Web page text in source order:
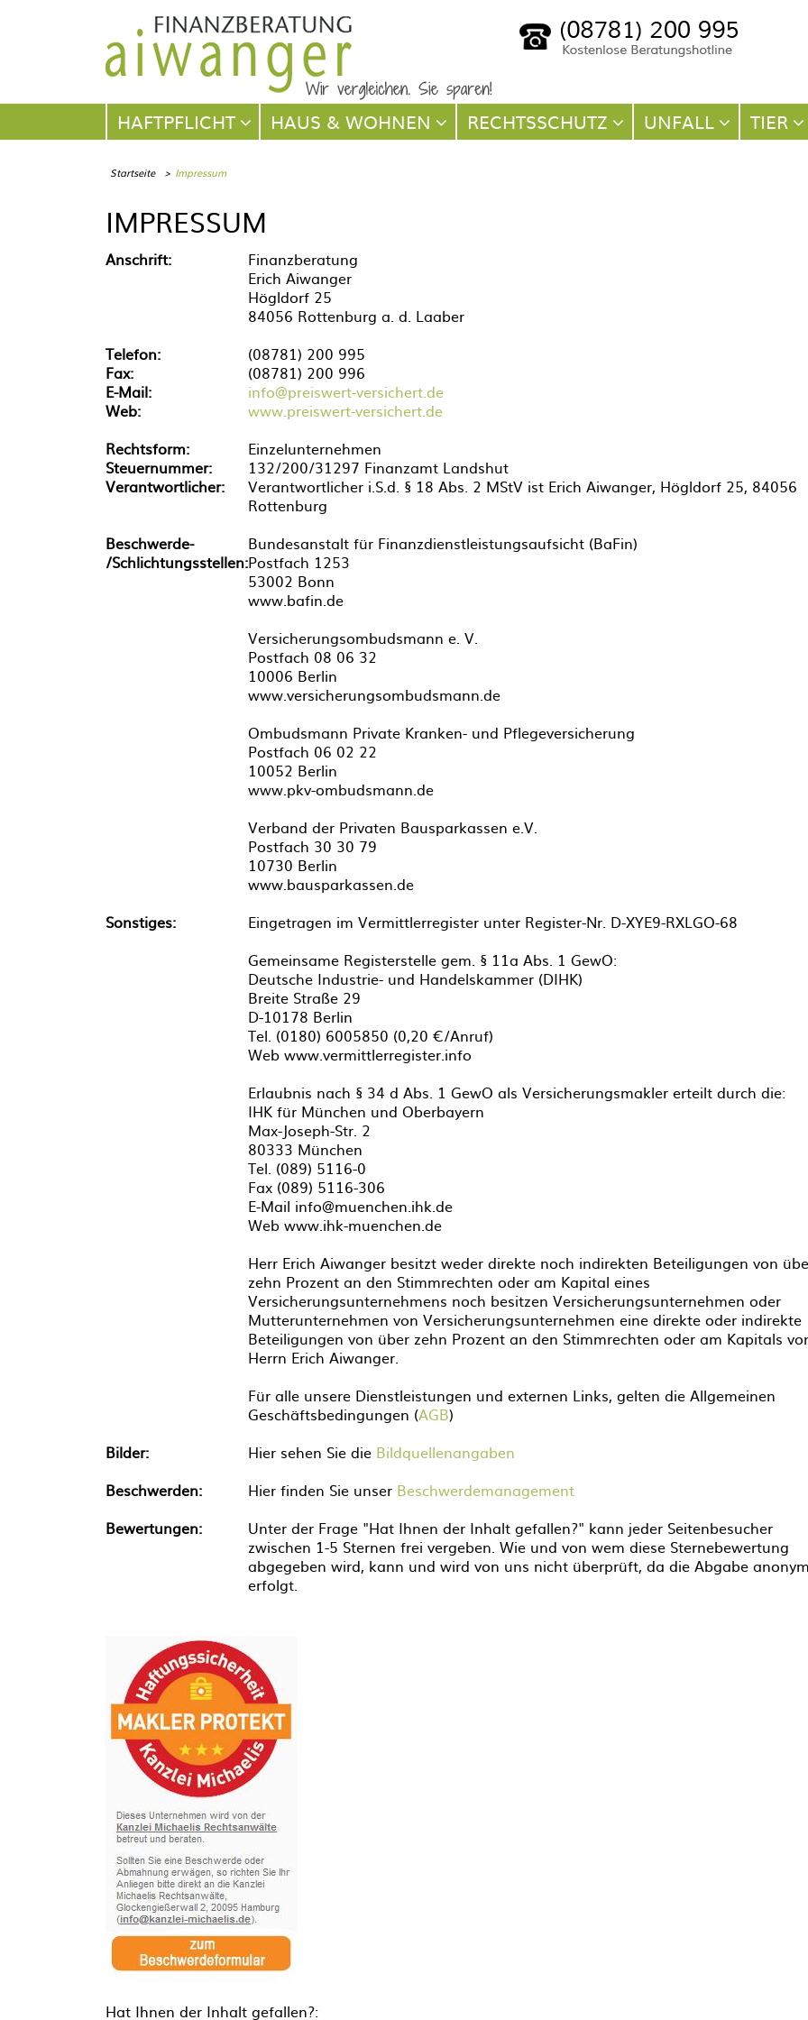
Navigation
überspringen
HAFTPFLICHT HAUS & WOHNEN RECHTSSCHUTZ UNFALL TIER
Startseite Impressum
IMPRESSUM
Anschrift:
Finanzberatung
Erich Aiwanger
Högldorf 25
84056 Rottenburg a. d. Laaber
Telefon:
(08781) 200 995
Fax:
(08781) 200 996
E-Mail:
info@preiswert-versichert.de
Web:
www.preiswert-versichert.de
Rechtsform:
Einzelunternehmen
Steuernummer:
132/200/31297 Finanzamt Landshut
Verantwortlicher:
Verantwortlicher i.S.d. § 18 Abs. 2 MStV ist Erich Aiwanger, Högldorf 25, 84056
Rottenburg
Beschwerde-
/Schlichtungsstellen:
Bundesanstalt für Finanzdienstleistungsaufsicht (BaFin)
Postfach 1253
53002 Bonn
www.bafin.de
Versicherungsombudsmann e. V.
Postfach 08 06 32
10006 Berlin
www.versicherungsombudsmann.de
Ombudsmann Private Kranken- und Pflegeversicherung
Postfach 06 02 22
10052 Berlin
www.pkv-ombudsmann.de
Verband der Privaten Bausparkassen e.V.
Postfach 30 30 79
10730 Berlin
www.bausparkassen.de
Sonstiges:
Eingetragen im Vermittlerregister unter Register-Nr. D-XYE9-RXLGO-68
Gemeinsame Registerstelle gem. § 11a Abs. 1 GewO:
Deutsche Industrie- und Handelskammer (DIHK)
Breite Straße 29
D-10178 Berlin
Tel. (0180) 6005850 (0,20 €/Anruf)
Web www.vermittlerregister.info
Erlaubnis nach § 34 d Abs. 1 GewO als Versicherungsmakler erteilt durch die:
IHK für München und Oberbayern
Max-Joseph-Str. 2
80333 München
Tel. (089) 5116-0
Fax (089) 5116-306
E-Mail info@muenchen.ihk.de
Web www.ihk-muenchen.de
Herr Erich Aiwanger besitzt weder direkte noch indirekten Beteiligungen von
zehn Prozent an den Stimmrechten oder am Kapital eines
Versicherungsunternehmens noch besitzen Versicherungsunternehmen oder
Mutterunternehmen von Versicherungsunternehmen eine direkte oder indirekte
Beteiligungen von über zehn Prozent an den Stimmrechten oder am Kapitals
Herrn Erich Aiwanger.
Für alle unsere Dienstleistungen und externen Links, gelten die Allgemeinen
Geschäftsbedingungen (AGB)
Bilder:
Hier sehen Sie die Bildquellenangaben
Beschwerden:
Hier finden Sie unser Beschwerdemanagement
Bewertungen:
Unter der Frage "Hat Ihnen der Inhalt gefallen?" kann jeder Seitenbesucher
zwischen 1-5 Sternen frei vergeben. Wie und von wem diese Sternebewertung
abgegeben wird, kann und wird von uns nicht überprüft, da die Abgabe anonym
erfolgt.
Hat Ihnen der Inhalt gefallen?: